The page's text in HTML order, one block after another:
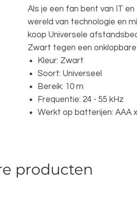
Als je een fan bent van IT
wereld van technologie en
koop Universele
Zwart tegen een onklopbare
Kleur: Zwart
Soort: Universeel
Bereik: 10 m
Frequentie: 24 - 55 kHz
Werkt op batterijen: AAA
producten